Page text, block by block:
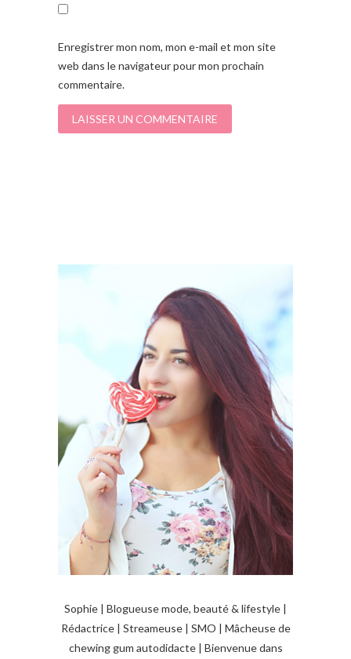
Enregistrer mon nom, mon e-mail et mon site
web dans le navigateur pour mon prochain
commentaire.
Sophie | Blogueuse mode, beauté & lifestyle |
Rédactrice | Streameuse | SMO | Mâcheuse de
chewing gum autodidacte | Bienvenue dans